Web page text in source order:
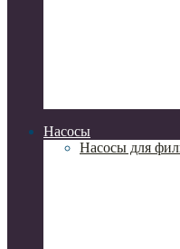
Насосы
Насосы для